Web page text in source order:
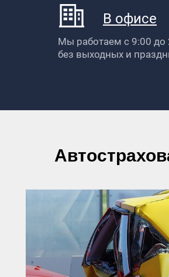
В офисе
Мы работаем с 9:00 до
без выходных и